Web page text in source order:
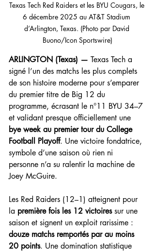
Texas Tech Red Raiders et les BYU Cougars, le
6 décembre 2025 au AT&T Stadium
d’Arlington, Texas. (Photo par David
Buono/Icon Sportswire)
ARLINGTON (Texas) — Texas Tech a
signé l’un des matchs les plus complets
de son histoire moderne pour s’emparer
du premier titre de Big 12 du
programme, écrasant le n°11 BYU 34–7
et validant presque officiellement une
bye week au premier tour du College
Football Playoff. Une victoire fondatrice,
symbole d’une saison où rien ni
personne n’a su ralentir la machine de
Joey McGuire.
Les Red Raiders (12–1) atteignent pour
la première fois les 12 victoires sur une
saison et signent un exploit rarissime :
douze matchs remportés par au moins
20 points. Une domination statistique